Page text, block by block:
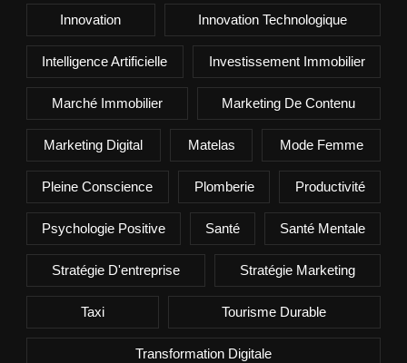
Innovation Innovation Technologique
Intelligence Artificielle Investissement Immobilier
Marché Immobilier Marketing De Contenu
Marketing Digital Matelas Mode Femme
Pleine Conscience Plomberie Productivité
Psychologie Positive Santé Santé Mentale
Stratégie D'entreprise Stratégie Marketing
Taxi Tourisme Durable
Transformation Digitale